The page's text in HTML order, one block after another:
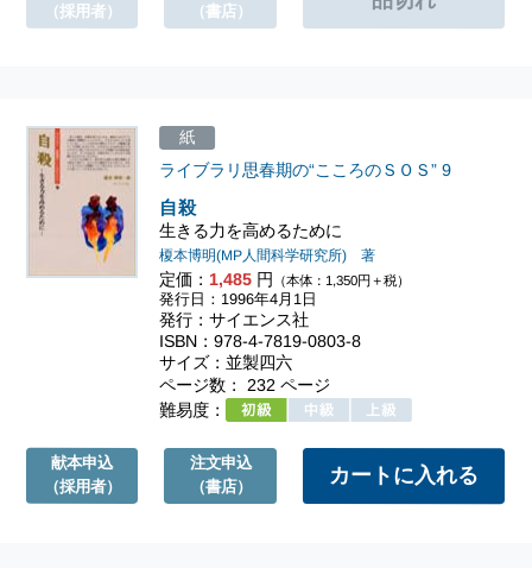
（採用者）
（書店）
自殺
生きる力を高めるために
ライブラリ思春期の“こころのＳＯＳ” 9
榎本博明(MP人間科学研究所) 著
定価： 1,485 円 （本体：1,350円＋税）
紙
発行日：1996年4月1日
発行：サイエンス社
ISBN：978-4-7819-0803-8
サイズ：並製四六
ページ数： 232 ページ
難易度：
献本申込
（採用者）
注文申込
（書店）